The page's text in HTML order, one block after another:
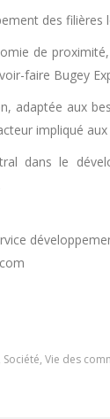
des
de
faire Bugey
adaptée aux
impliqué
dans le
Société, Vie des